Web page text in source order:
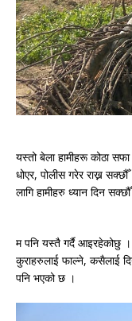
यस्तो बेला हामीहरू कोठा
धोएर, पोलीस गरेर राख्न
लागि हामीहरु ध्यान दिन
म पनि यस्तै गर्दै आइरहेकोछु
कुराहरुलाई फाल्ने, कसैलाई
पनि भएको छ ।